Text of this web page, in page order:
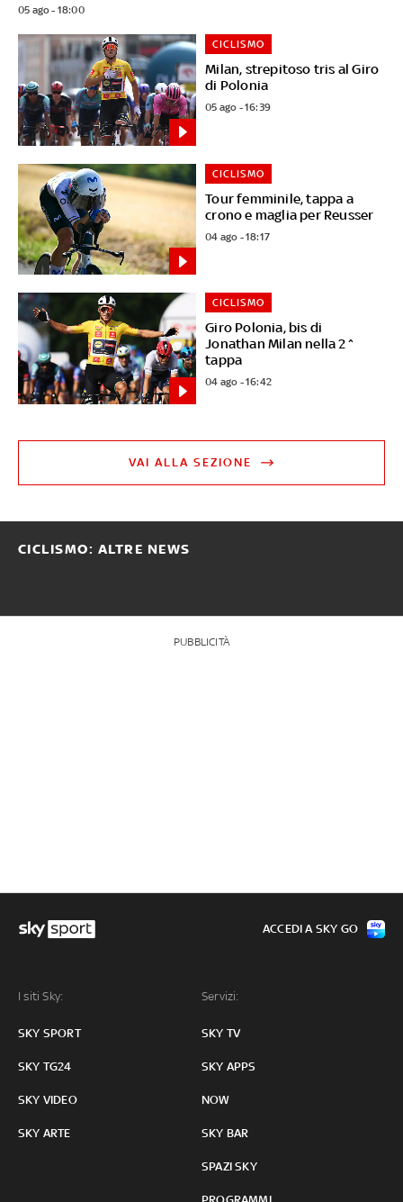
05 ago - 18:00
Milan, strepitoso tris al Giro
di Polonia
CICLISMO
05 ago - 16:39
Tour femminile, tappa a
crono e maglia per Reusser
CICLISMO
04 ago - 18:17
Giro Polonia, bis di
Jonathan Milan nella 2^
tappa
CICLISMO
04 ago - 16:42
VAI ALLA SEZIONE
CICLISMO: ALTRE NEWS
PUBBLICITÀ
I siti Sky:
SKY SPORT
SKY TG24
SKY VIDEO
SKY ARTE
Servizi:
SKY TV
SKY APPS
NOW
SKY BAR
SPAZI SKY
ACCEDI A SKY GO